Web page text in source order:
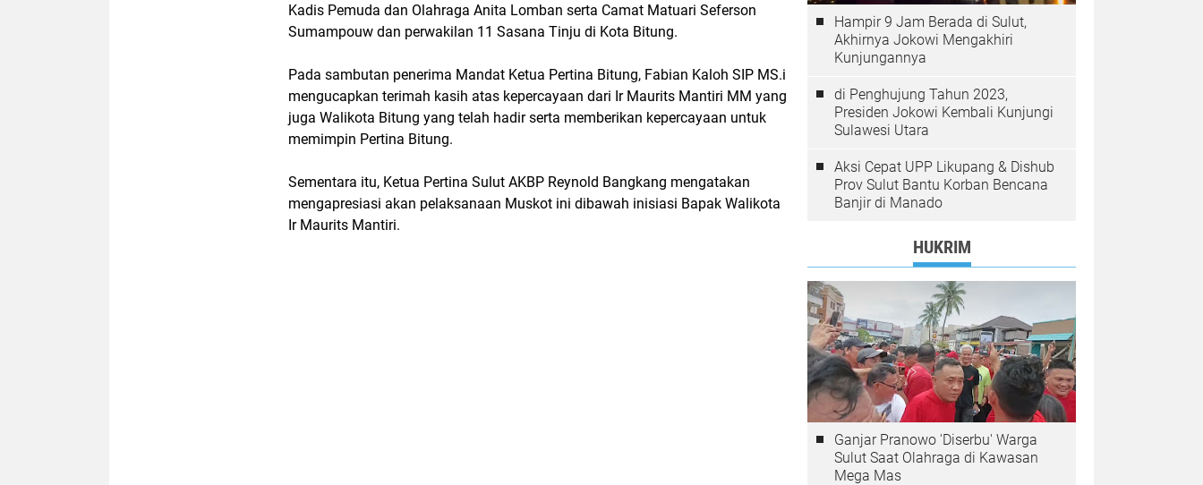
Kadis Pemuda dan Olahraga Anita Lomban serta Camat Matuari Seferson
Sumampouw dan perwakilan 11 Sasana Tinju di Kota Bitung.
Pada sambutan penerima Mandat Ketua Pertina Bitung, Fabian Kaloh SIP MS.i
mengucapkan terimah kasih atas kepercayaan dari Ir Maurits Mantiri MM yang
juga Walikota Bitung yang telah hadir serta memberikan kepercayaan untuk
memimpin Pertina Bitung.
Sementara itu, Ketua Pertina Sulut AKBP Reynold Bangkang mengatakan
mengapresiasi akan pelaksanaan Muskot ini dibawah inisiasi Bapak Walikota
Ir Maurits Mantiri.
Hampir 9 Jam Berada di Sulut,
Akhirnya Jokowi Mengakhiri
Kunjungannya
di Penghujung Tahun 2023,
Presiden Jokowi Kembali Kunjungi
Sulawesi Utara
Aksi Cepat UPP Likupang & Dishub
Prov Sulut Bantu Korban Bencana
Banjir di Manado
HUKRIM
Ganjar Pranowo 'Diserbu' Warga
Sulut Saat Olahraga di Kawasan
Mega Mas